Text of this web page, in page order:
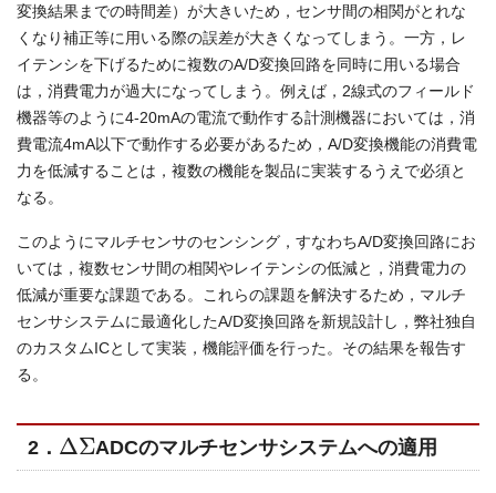
変換結果までの時間差）が大きいため，センサ間の相関がとれな
くなり補正等に用いる際の誤差が大きくなってしまう。一方，レ
イテンシを下げるために複数のA/D変換回路を同時に用いる場合
は，消費電力が過大になってしまう。例えば，2線式のフィールド
機器等のように4-20mAの電流で動作する計測機器においては，消
費電流4mA以下で動作する必要があるため，A/D変換機能の消費電
力を低減することは，複数の機能を製品に実装するうえで必須と
なる。
このようにマルチセンサのセンシング，すなわちA/D変換回路にお
いては，複数センサ間の相関やレイテンシの低減と，消費電力の
低減が重要な課題である。これらの課題を解決するため，マルチ
センサシステムに最適化したA/D変換回路を新規設計し，弊社独自
のカスタムICとして実装，機能評価を行った。その結果を報告す
る。
2． ΔΣADCのマルチセンサシステムへの適用